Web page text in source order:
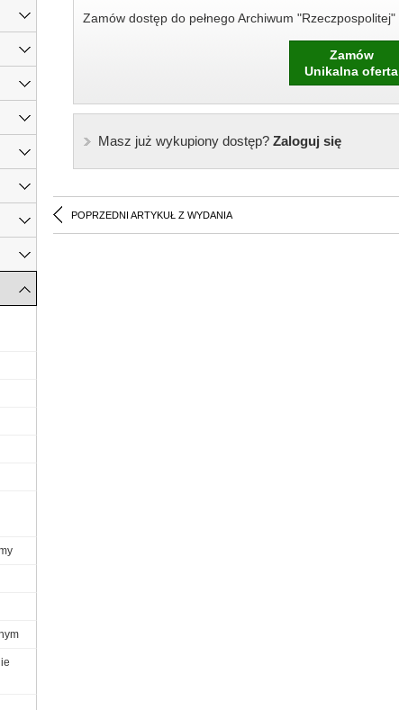
Zamów dostęp do pełnego Archiwum "Rzeczpospolitej"
Zamów
Unikalna oferta
Masz już wykupiony dostęp?Zaloguj się
POPRZEDNI ARTYKUŁ Z WYDANIA